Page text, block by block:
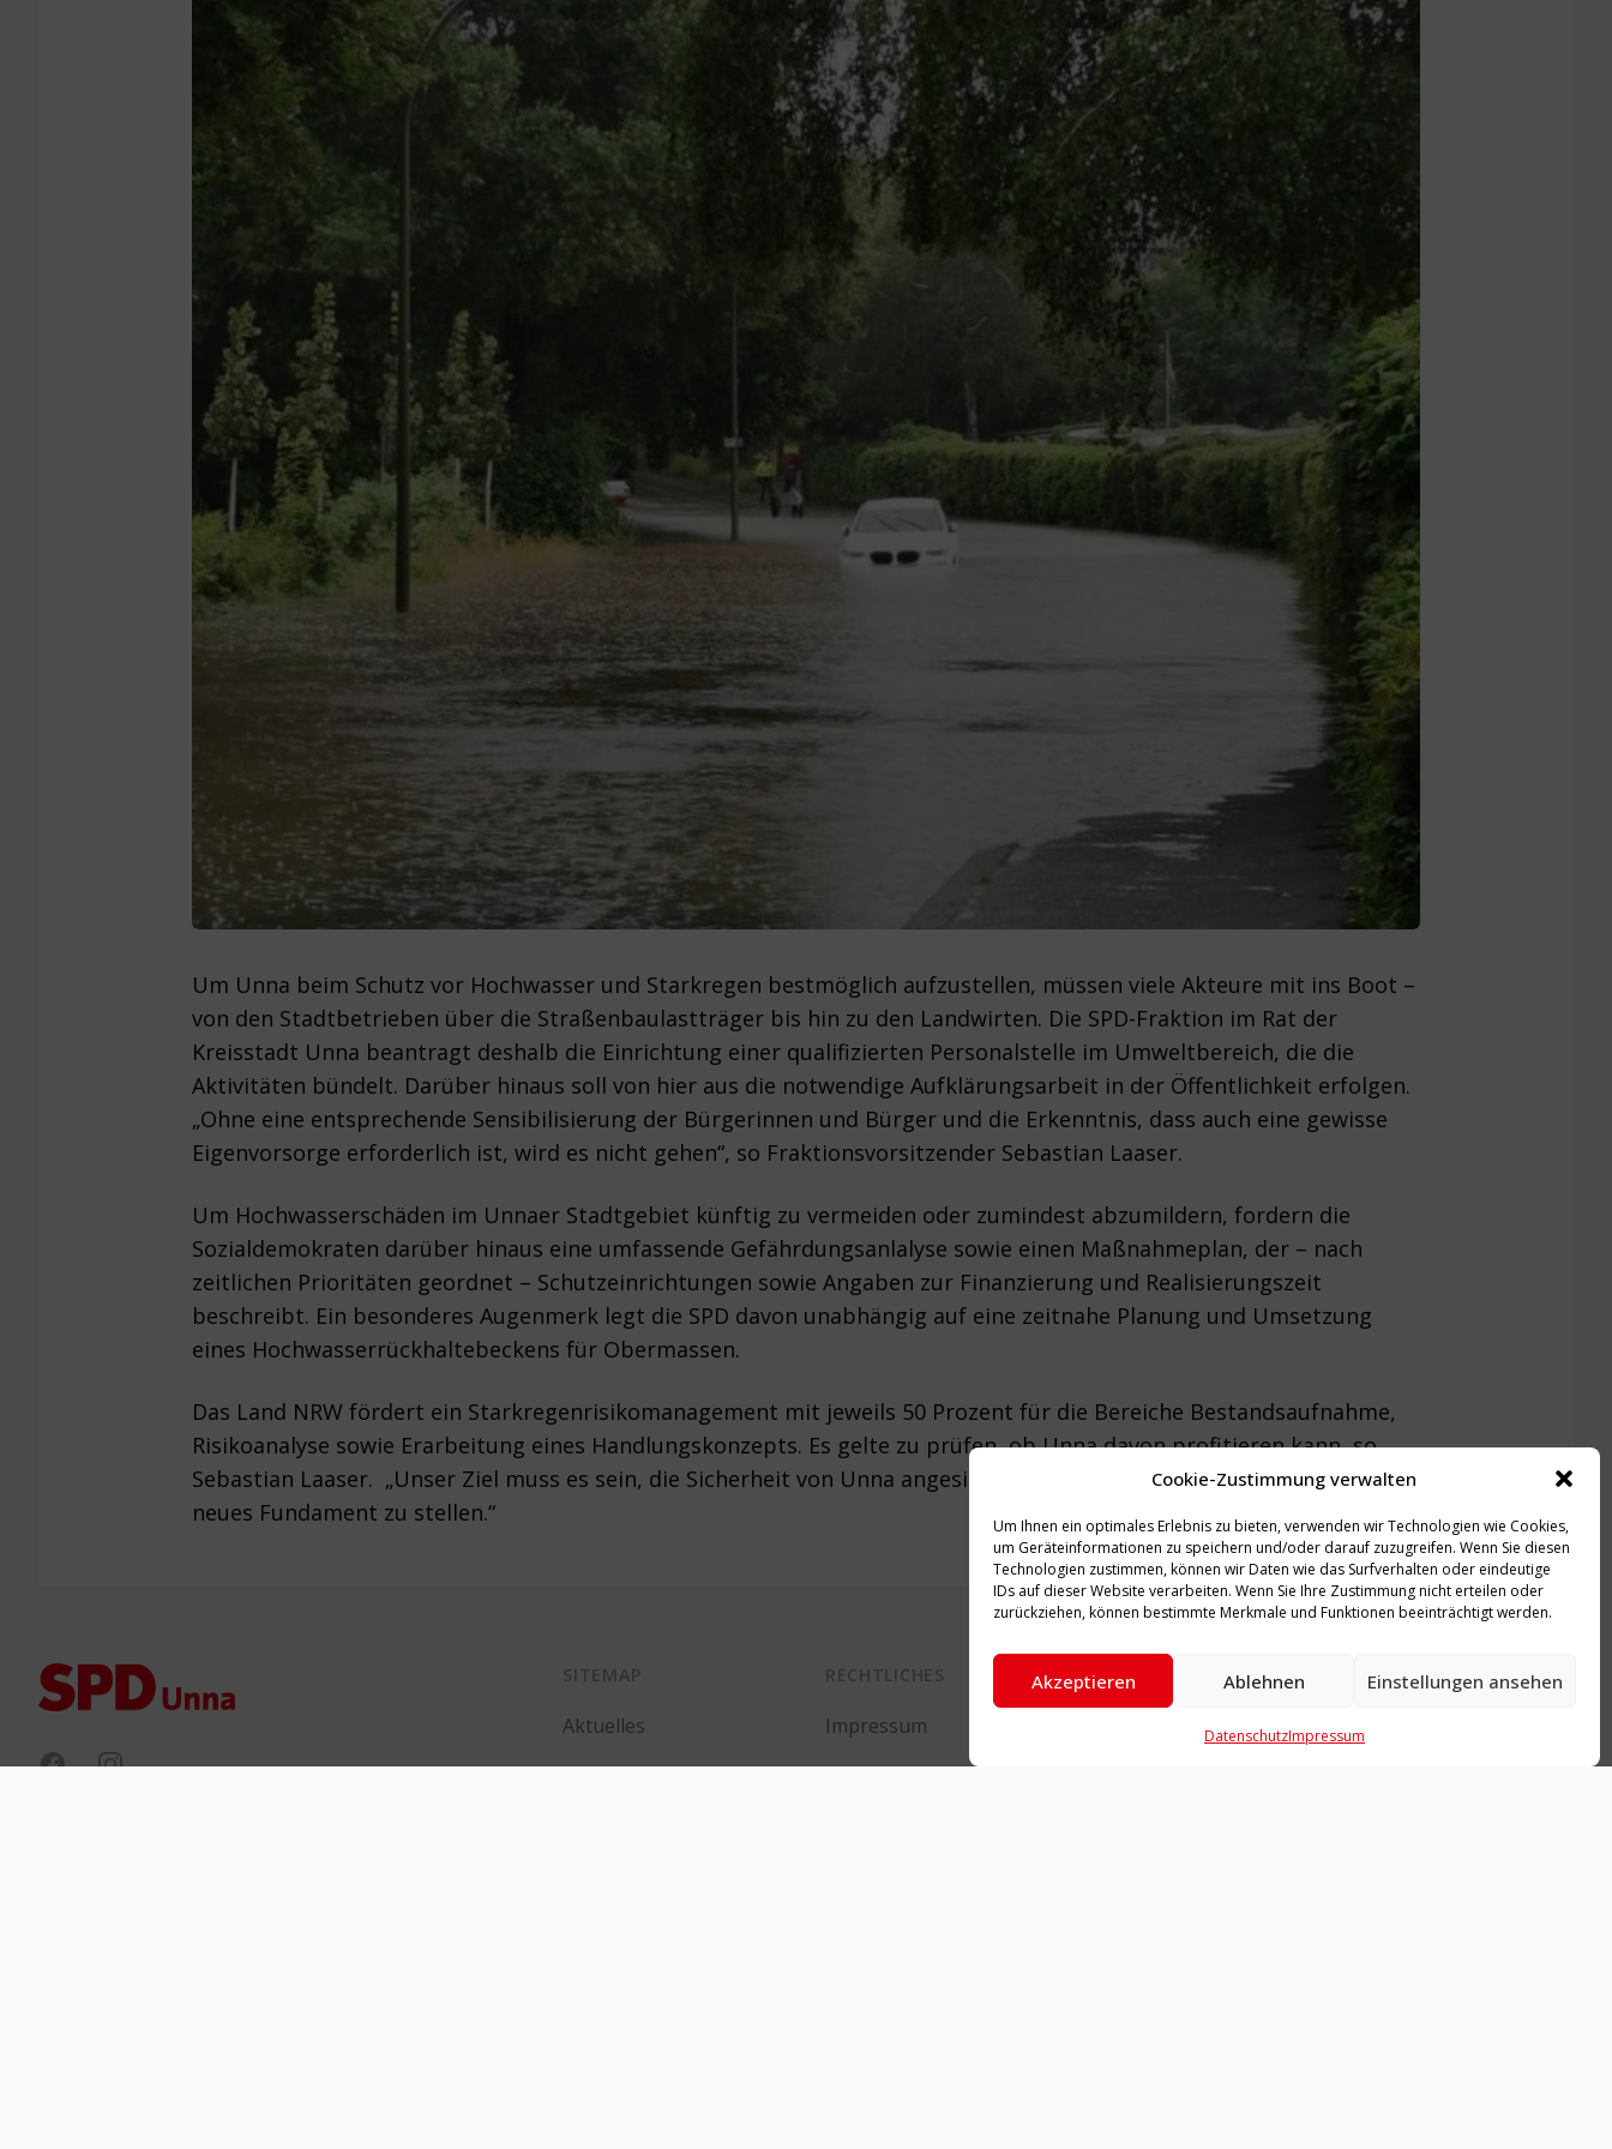
Cookie-Zustimmung verwalten
Um Ihnen ein optimales Erlebnis zu bieten, verwenden wir Technologien wie Cookies,
um Geräteinformationen zu speichern und/oder darauf zuzugreifen. Wenn Sie diesen
Technologien zustimmen, können wir Daten wie das Surfverhalten oder eindeutige
IDs auf dieser Website verarbeiten. Wenn Sie Ihre Zustimmung nicht erteilen oder
zurückziehen, können bestimmte Merkmale und Funktionen beeinträchtigt werden.
Akzeptieren Ablehnen Einstellungen ansehen
DatenschutzImpressum
Um Unna beim Schutz vor Hochwasser und Starkregen bestmöglich aufzustellen, müssen viele Akteure mit ins Boot –
von den Stadtbetrieben über die Straßenbaulastträger bis hin zu den Landwirten. Die SPD-Fraktion im Rat der
Kreisstadt Unna beantragt deshalb die Einrichtung einer qualifizierten Personalstelle im Umweltbereich, die die
Aktivitäten bündelt. Darüber hinaus soll von hier aus die notwendige Aufklärungsarbeit in der Öffentlichkeit erfolgen.
„Ohne eine entsprechende Sensibilisierung der Bürgerinnen und Bürger und die Erkenntnis, dass auch eine gewisse
Eigenvorsorge erforderlich ist, wird es nicht gehen“, so Fraktionsvorsitzender Sebastian Laaser.
Um Hochwasserschäden im Unnaer Stadtgebiet künftig zu vermeiden oder zumindest abzumildern, fordern die
Sozialdemokraten darüber hinaus eine umfassende Gefährdungsanlalyse sowie einen Maßnahmeplan, der – nach
zeitlichen Prioritäten geordnet – Schutzeinrichtungen sowie Angaben zur Finanzierung und Realisierungszeit
beschreibt. Ein besonderes Augenmerk legt die SPD davon unabhängig auf eine zeitnahe Planung und Umsetzung
eines Hochwasserrückhaltebeckens für Obermassen.
Das Land NRW fördert ein Starkregenrisikomanagement mit jeweils 50 Prozent für die Bereiche Bestandsaufnahme,
Risikoanalyse sowie Erarbeitung eines Handlungskonzepts. Es gelte zu prüfen, ob Unna davon profitieren kann, so
Sebastian Laaser. „Unser Ziel muss es sein, die Sicherheit von Unna angesichts zunehmender Wetterextreme auf ein
neues Fundament zu stellen.“
FacebookInstagram
SITEMAP
Aktuelles
Partei
RECHTLICHES
Impressum
Datenschutz